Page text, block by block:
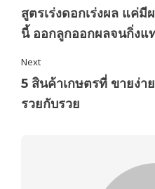
สูตรเร่งดอกเร่งผล แค่
นี้ ออกลูกออกผลจนกิ่งแ
Next
5 สินค้าเกษตรที่ ขายง่
รวยกับรวย